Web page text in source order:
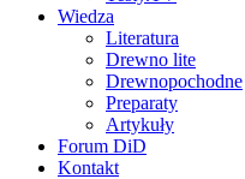
Wiedza
Literatura
Drewno lite
Drewnopochodne
Preparaty
Artykuły
Forum DiD
Kontakt